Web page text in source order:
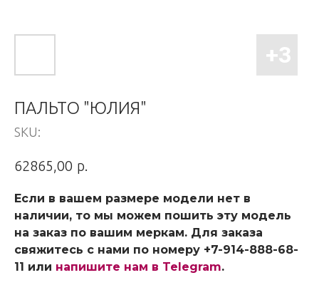
ПАЛЬТО "ЮЛИЯ"
SKU:
62865,00 р.
Если в вашем размере модели нет в
наличии, то мы можем пошить эту модель
на заказ по вашим меркам. Для заказа
свяжитесь с нами по номеру +7-914-888-68-
11 или напишите нам в Telegram.